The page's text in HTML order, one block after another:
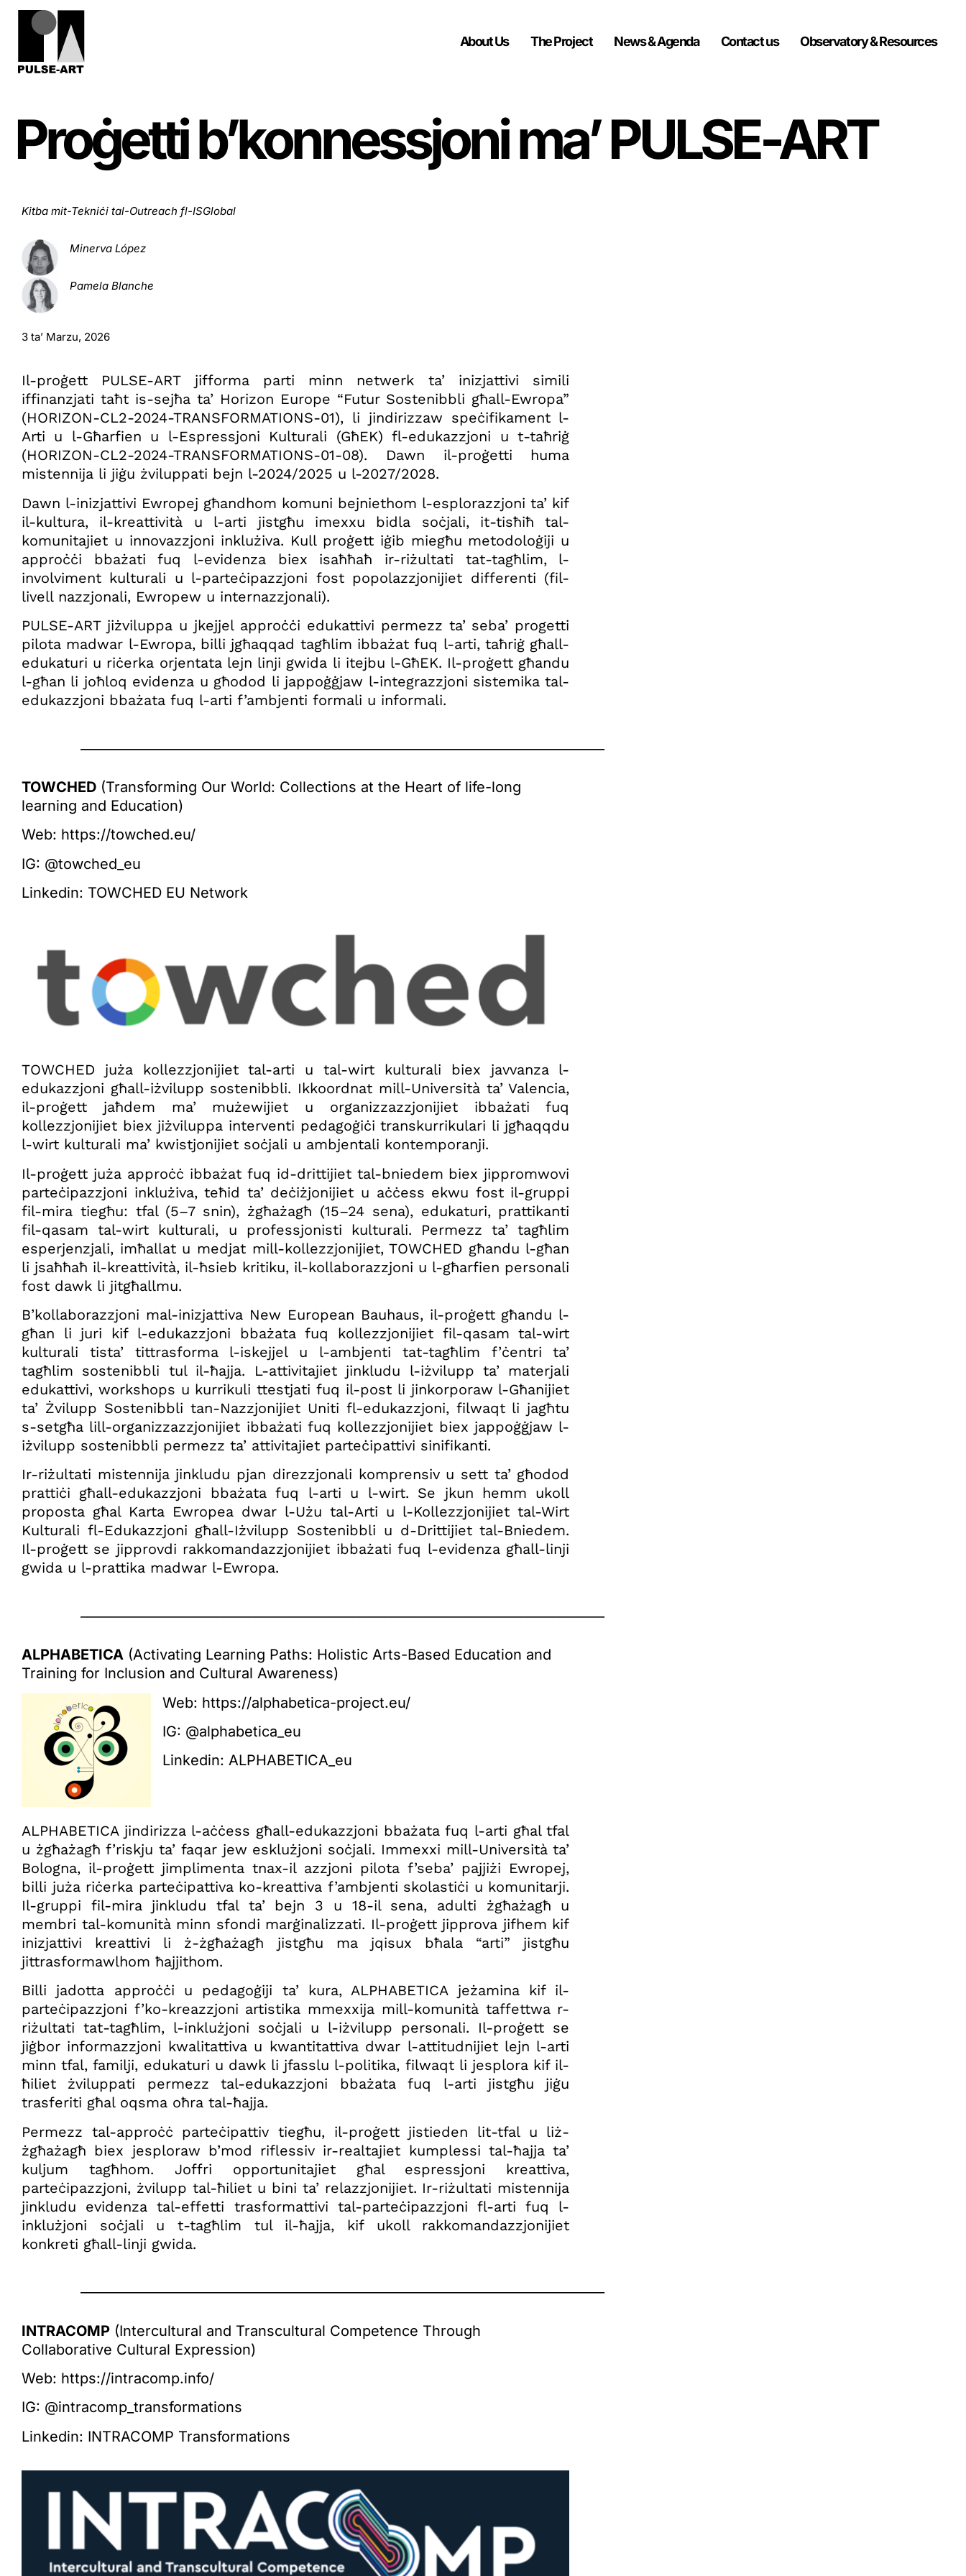
About Us The Project News & Agenda Contact us Observatory & Resources
Proġetti b’konnessjoni ma’ PULSE-ART
Kitba mit-Tekniċi tal-Outreach fl-ISGlobal
Minerva López
Pamela Blanche
3 ta’ Marzu, 2026
Il-proġett PULSE-ART jifforma parti minn netwerk ta’ inizjattivi simili
iffinanzjati taħt is-sejħa ta’ Horizon Europe “Futur Sostenibbli għall-Ewropa”
(HORIZON-CL2-2024-TRANSFORMATIONS-01), li jindirizzaw speċifikament l-
Arti u l-Għarfien u l-Espressjoni Kulturali (GħEK) fl-edukazzjoni u t-taħriġ
(HORIZON-CL2-2024-TRANSFORMATIONS-01-08). Dawn il-proġetti huma
mistennija li jiġu żviluppati bejn l-2024/2025 u l-2027/2028.
Dawn l-inizjattivi Ewropej għandhom komuni bejniethom l-esplorazzjoni ta’ kif
il-kultura, il-kreattività u l-arti jistgħu imexxu bidla soċjali, it-tisħiħ tal-
komunitajiet u innovazzjoni inklużiva. Kull proġett iġib miegħu metodoloġiji u
approċċi bbażati fuq l-evidenza biex isaħħaħ ir-riżultati tat-tagħlim, l-
involviment kulturali u l-parteċipazzjoni fost popolazzjonijiet differenti (fil-
livell nazzjonali, Ewropew u internazzjonali).
PULSE-ARTjiżviluppa u jkejjel approċċi edukattivi permezz ta’ seba’ progetti
pilota madwar l-Ewropa, billi jgħaqqad tagħlim ibbażat fuq l-arti, taħriġ għall-
edukaturi u riċerka orjentata lejn linji gwida li itejbu l-GħEK. Il-proġett għandu
l-għan li joħloq evidenza u għodod li jappoġġjaw l-integrazzjoni sistemika tal-
edukazzjoni bbażata fuq l-arti f’ambjenti formali u informali.
TOWCHED (Transforming Our World: Collections at the Heart of life-long
learning and Education)
Web: https://towched.eu/
IG: @towched_eu
Linkedin: TOWCHED EU Network
TOWCHED juża kollezzjonijiet tal-arti u tal-wirt kulturali biex javvanza l-
edukazzjoni għall-iżvilupp sostenibbli. Ikkoordnat mill-Università ta’ Valencia,
il-proġett jaħdem ma’ mużewijiet u organizzazzjonijiet ibbażati fuq
kollezzjonijiet biex jiżviluppa interventi pedagoġiċi transkurrikulari li jgħaqqdu
l-wirt kulturali ma’ kwistjonijiet soċjali u ambjentali kontemporanji.
Il-proġett juża approċċ ibbażat fuq id-drittijiet tal-bniedem biex jippromwovi
parteċipazzjoni inklużiva, teħid ta’ deċiżjonijiet u aċċess ekwu fost il-gruppi
fil-mira tiegħu: tfal (5–7 snin), żgħażagħ (15–24 sena), edukaturi, prattikanti
fil-qasam tal-wirt kulturali, u professjonisti kulturali. Permezz ta’ tagħlim
esperjenzjali, imħallat u medjat mill-kollezzjonijiet, TOWCHED għandu l-għan
li jsaħħaħ il-kreattività, il-ħsieb kritiku, il-kollaborazzjoni u l-għarfien personali
fost dawk li jitgħallmu.
B’kollaborazzjoni mal-inizjattiva New European Bauhaus, il-proġett għandu l-
għan li juri kif l-edukazzjoni bbażata fuq kollezzjonijiet fil-qasam tal-wirt
kulturali tista’ tittrasforma l-iskejjel u l-ambjenti tat-tagħlim f’ċentri ta’
tagħlim sostenibbli tul il-ħajja. L-attivitajiet jinkludu l-iżvilupp ta’ materjali
edukattivi, workshops u kurrikuli ttestjati fuq il-post li jinkorporaw l-Għanijiet
ta’ Żvilupp Sostenibbli tan-Nazzjonijiet Uniti fl-edukazzjoni, filwaqt li jagħtu
s-setgħa lill-organizzazzjonijiet ibbażati fuq kollezzjonijiet biex jappoġġjaw l-
iżvilupp sostenibbli permezz ta’ attivitajiet parteċipattivi sinifikanti.
Ir-riżultati mistennija jinkludu pjan direzzjonali komprensiv u sett ta’ għodod
prattiċi għall-edukazzjoni bbażata fuq l-arti u l-wirt. Se jkun hemm ukoll
proposta għal Karta Ewropea dwar l-Użu tal-Arti u l-Kollezzjonijiet tal-Wirt
Kulturali fl-Edukazzjoni għall-Iżvilupp Sostenibbli u d-Drittijiet tal-Bniedem.
Il-proġett se jipprovdi rakkomandazzjonijiet ibbażati fuq l-evidenza għall-linji
gwida u l-prattika madwar l-Ewropa.
ALPHABETICA (Activating Learning Paths: Holistic Arts-Based Education and
Training for Inclusion and Cultural Awareness)
Web: https://alphabetica-project.eu/
IG: @alphabetica_eu
Linkedin: ALPHABETICA_eu
ALPHABETICA jindirizza l-aċċess għall-edukazzjoni bbażata fuq l-arti għal tfal
u żgħażagħ f’riskju ta’ faqar jew esklużjoni soċjali. Immexxi mill-Università ta’
Bologna, il-proġett jimplimenta tnax-il azzjoni pilota f’seba’ pajjiżi Ewropej,
billi juża riċerka parteċipattiva ko-kreattiva f’ambjenti skolastiċi u komunitarji.
Il-gruppi fil-mira jinkludu tfal ta’ bejn 3 u 18-il sena, adulti żgħażagħ u
membri tal-komunità minn sfondi marġinalizzati. Il-proġett jipprova jifhem kif
inizjattivi kreattivi li ż-żgħażagħ jistgħu ma jqisux bħala “arti” jistgħu
jittrasformawlhom ħajjithom.
Billi jadotta approċċi u pedagoġiji ta’ kura, ALPHABETICA jeżamina kif il-
parteċipazzjoni f’ko-kreazzjoni artistika mmexxija mill-komunità taffettwa r-
riżultati tat-tagħlim, l-inklużjoni soċjali u l-iżvilupp personali. Il-proġett se
jiġbor informazzjoni kwalitattiva u kwantitattiva dwar l-attitudnijiet lejn l-arti
minn tfal, familji, edukaturi u dawk li jfasslu l-politika, filwaqt li jesplora kif il-
ħiliet żviluppati permezz tal-edukazzjoni bbażata fuq l-arti jistgħu jiġu
trasferiti għal oqsma oħra tal-ħajja.
Permezz tal-approċċ parteċipattiv tiegħu, il-proġett jistieden lit-tfal u liż-
żgħażagħ biex jesploraw b’mod riflessiv ir-realtajiet kumplessi tal-ħajja ta’
kuljum tagħhom. Joffri opportunitajiet għal espressjoni kreattiva,
parteċipazzjoni, żvilupp tal-ħiliet u bini ta’ relazzjonijiet. Ir-riżultati mistennija
jinkludu evidenza tal-effetti trasformattivi tal-parteċipazzjoni fl-arti fuq l-
inklużjoni soċjali u t-tagħlim tul il-ħajja, kif ukoll rakkomandazzjonijiet
konkreti għall-linji gwida.
INTRACOMP (Intercultural and Transcultural Competence Through
Collaborative Cultural Expression)
Web: https://intracomp.info/
IG: @intracomp_transformations
Linkedin: INTRACOMP Transformations